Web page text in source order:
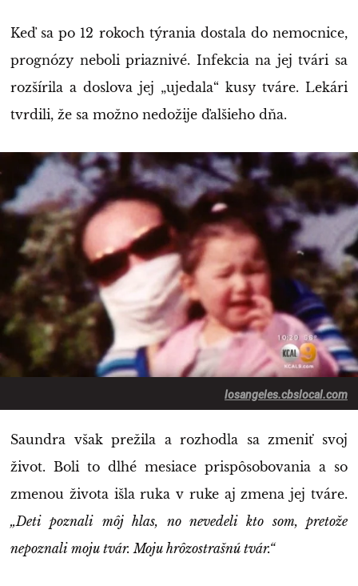
Keď sa po 12 rokoch týrania dostala do nemocnice,
prognózy neboli priaznivé. Infekcia na jej tvári sa
rozšírila a doslova jej „ujedala“ kusy tváre. Lekári
tvrdili, že sa možno nedožije ďalšieho dňa.
losangeles.cbslocal.com
Saundra však prežila a rozhodla sa zmeniť svoj
život. Boli to dlhé mesiace prispôsobovania a so
zmenou života išla ruka v ruke aj zmena jej tváre.
„Deti poznali môj hlas, no nevedeli kto som, pretože
nepoznali moju tvár. Moju hrôzostrašnú tvár.“